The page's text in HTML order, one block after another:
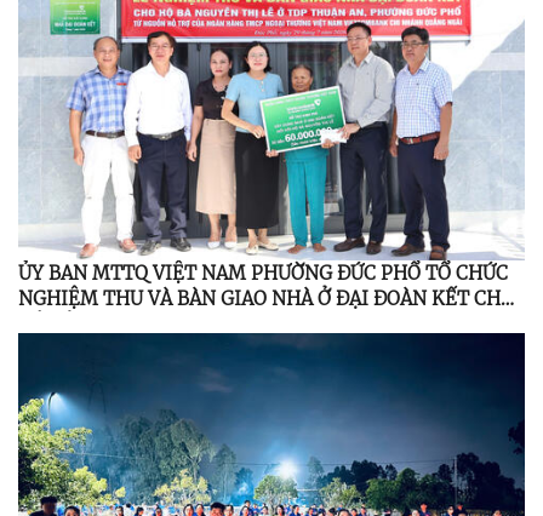
ỦY BAN MTTQ VIỆT NAM PHƯỜNG ĐỨC PHỔ TỔ CHỨC
NGHIỆM THU VÀ BÀN GIAO NHÀ Ở ĐẠI ĐOÀN KẾT CHO